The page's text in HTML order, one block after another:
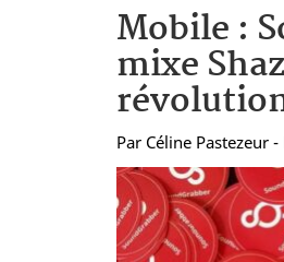
Mobile :
mixe
Par Céline Pastezeur -